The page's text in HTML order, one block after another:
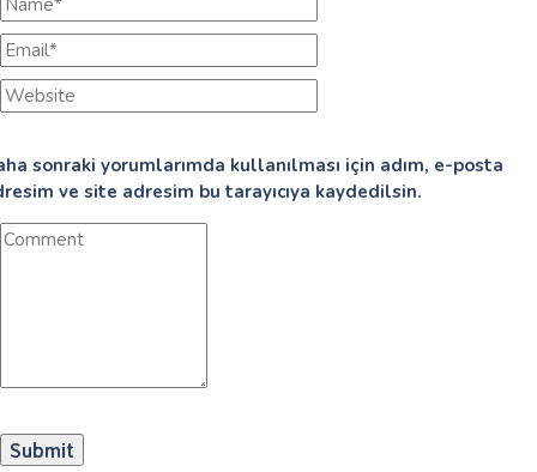
sonraki yorumlarımda kullanılması için adım, e-posta
ve site adresim bu tarayıcıya kaydedilsin.